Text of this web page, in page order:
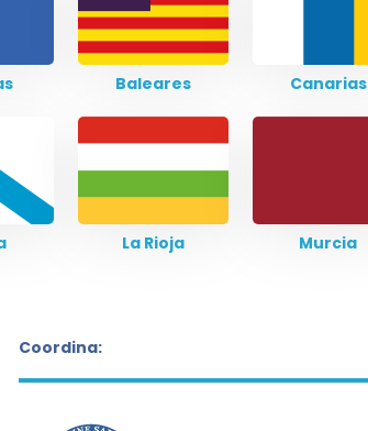
Baleares Canarias
La Rioja Murcia
Coordina: